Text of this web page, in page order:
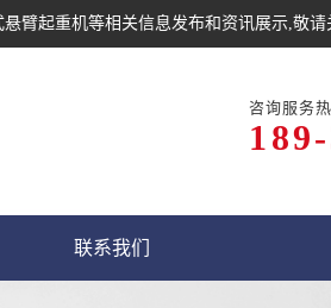
臂起重机等相关信息发布和资讯展示,敬请
咨询服务
联系我们